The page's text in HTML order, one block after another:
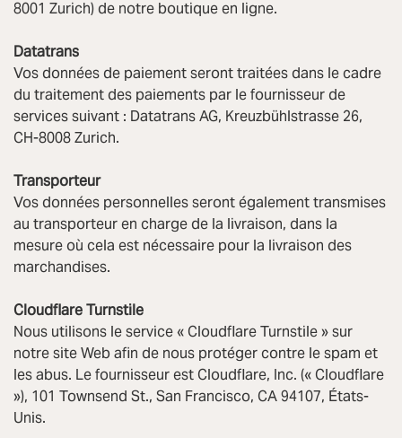
8001 Zurich) de notre boutique en ligne.
Datatrans
Vos données de paiement seront traitées dans le cadre
du traitement des paiements par le fournisseur de
services suivant : Datatrans AG, Kreuzbühlstrasse 26,
CH-8008 Zurich.
Transporteur
Vos données personnelles seront également transmises
au transporteur en charge de la livraison, dans la
mesure où cela est nécessaire pour la livraison des
marchandises.
Cloudflare Turnstile
Nous utilisons le service « Cloudflare Turnstile » sur
notre site Web afin de nous protéger contre le spam et
les abus. Le fournisseur est Cloudflare, Inc. (« Cloudflare
»), 101 Townsend St., San Francisco, CA 94107, États-
Unis.